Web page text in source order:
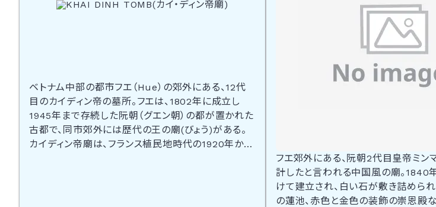
ベトナム中部の都市フエ（Hue）の郊外にある、12代
目のカイディン帝の墓所。フエは、1802年に成立し
1945年まで存続した阮朝（グエン朝）の都が置かれた
古都で、同市郊外には歴代の王の廟(びょう)がある。
カイディン帝廟は、フランス植民地時代の1920年から
フエ郊外にある、阮朝2代目皇帝ミン
計したと言われる中国風の廟。1840
けて建立され、白い石が敷き詰めら
の蓮池、赤色と金色の装飾の崇恩殿